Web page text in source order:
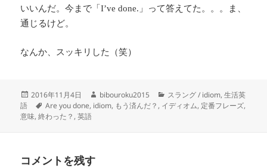
いいんだ。今まで「I’ve done. 」って答えてた。。。ま、
通じるけど。
なんか、スッキリした（笑）
投
稿
日:
2016年11月4日
作
成
bibouroku2015
カ
テ
スラング / idiom,生活英
語
タ
グ
Are you done, idiom, もう済んだ？ , イディオム, 定番フレーズ,
意味,終わった？ ,英語
コメントを残す